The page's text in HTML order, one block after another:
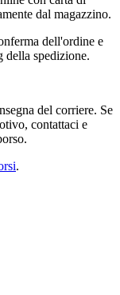
dal magazzino.
dell'ordine e
della spedizione.
del corriere. Se
contattaci e
.